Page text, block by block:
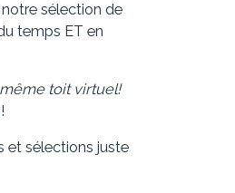
sélection de
temps ET en
toit virtuel!
!
et sélections juste